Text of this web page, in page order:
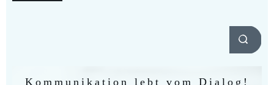
Kommunikation lebt vom Dialog!